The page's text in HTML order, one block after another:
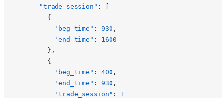
      "trade_session"
: [
        {
          "beg_time"
: 930 ,
          "end_time"
: 1600
        },
        {
          "beg_time"
: 400 ,
          "end_time"
: 930 ,
          "trade_session"
: 1